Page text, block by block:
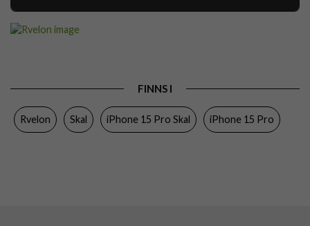
Färg Rosa
FINNS I
Rvelon Skal iPhone 15 Pro Skal iPhone 15 Pro